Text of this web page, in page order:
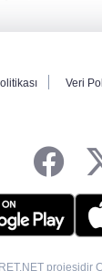
Veri
projesidir